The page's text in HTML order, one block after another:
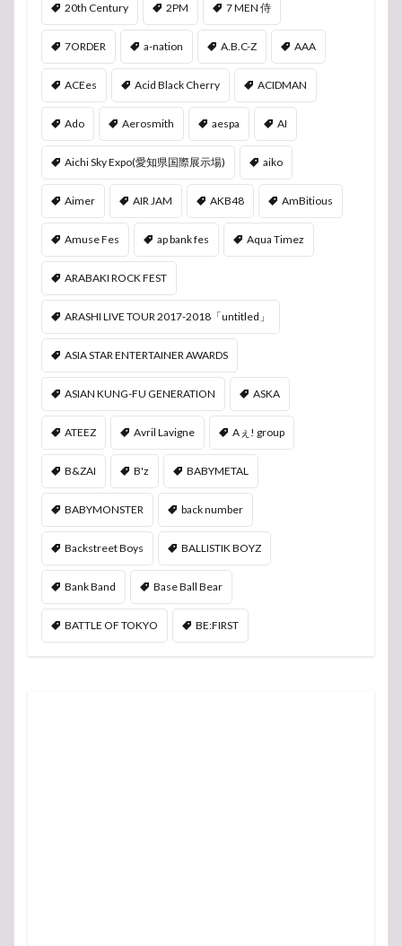
20th Century 2PM 7 MEN 侍
7ORDER a-nation A.B.C-Z AAA
ACEes Acid Black Cherry ACIDMAN
Ado Aerosmith aespa AI
Aichi Sky Expo(愛知県国際展示場) aiko
Aimer AIR JAM AKB48 AmBitious
Amuse Fes ap bank fes Aqua Timez
ARABAKI ROCK FEST
ARASHI LIVE TOUR 2017-2018「untitled」
ASIA STAR ENTERTAINER AWARDS
ASIAN KUNG-FU GENERATION ASKA
ATEEZ Avril Lavigne Aぇ! group
B&ZAI B'z BABYMETAL
BABYMONSTER back number
Backstreet Boys BALLISTIK BOYZ
Bank Band Base Ball Bear
BATTLE OF TOKYO BE:FIRST